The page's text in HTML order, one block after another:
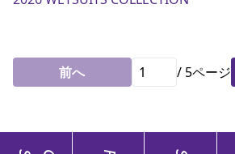
前へ / 5ページ